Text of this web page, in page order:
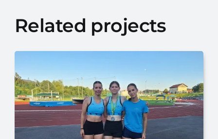
Related projects